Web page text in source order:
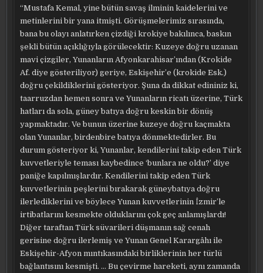
“Mustafa Kemal, yine bütün savaş ilminin kaidelerini ve
metinlerini bir yana itmişti. Görüşmelerimiz sırasında,
bana bu olayı anlatırken çizdiği krokiye bakılınca, baskın
şekli bütün açıklığıyla görülecektir: Kuzeye doğru uzanan
mavi çizgiler, Yunanların Afyonkarahisar’ından (Krokide
Af. diye gösteriliyor) geriye, Eskişehir’e (krokide Esk.)
doğru çekildiklerini gösteriyor. Şuna da dikkat edininiz ki,
taarruzdan hemen sonra ve Yunanların ricatı üzerine, Türk
hatları da sola, güney batıya doğru keskin bir dönüş
yapmaktadır. Ve bunun üzerine kuzeye doğru kaçmakta
olan Yunanlar, birdenbire batıya dönmektedirler. Bu
durum gösteriyor ki, Yunanlar, kendilerini takip eden Türk
kuvvetleriyle teması kaybedince ‘bunlara ne oldu?’ diye
paniğe kapılmışlardır. Kendilerini takip eden Türk
kuvvetlerinin peşlerini bırakarak güneybatıya doğru
ilerlediklerini ve böylece Yunan kuvvetlerinin İzmir’le
irtibatlarını kesmekte olduklarını çok geç anlamışlardı!
Diğer taraftan Türk süvarileri düşmanın sağ cenah
gerisine doğru ilerlemiş ve Yunan Genel Karargâhı ile
Eskişehir-Afyon mıntıkasındaki birliklerinin her türlü
bağlantısını kesmişti. … Bu çevirme hareketi, aynı zamanda